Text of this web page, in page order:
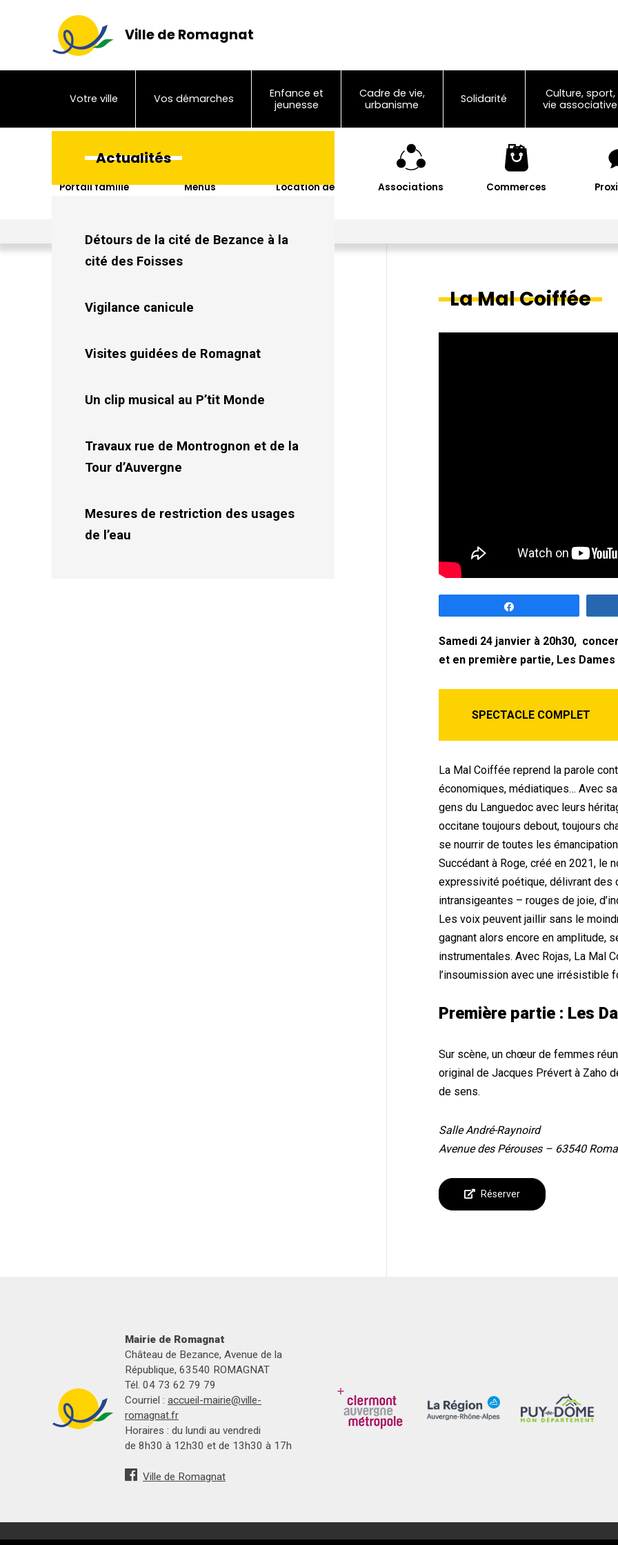
Ville de Romagnat
Votre ville Vos démarches
Enfance et
jeunesse
Cadre de vie,
urbanisme
Solidarité
Culture, sport,
vie associative
Portail famille Menus
Location de
Associations Commerces
La Mal Coiffée
Samedi 24 janvier à 20h30,
et en première partie, Les Dames
SPECTACLE COMPLET
La Mal Coiffée reprend la parole
économiques, médiatiques… Avec
gens du Languedoc avec leurs
occitane toujours debout, toujours
se nourrir de toutes les
Succédant à Roge, créé en 2021, le
expressivité poétique, délivrant
intransigeantes – rouges de joie,
Les voix peuvent jaillir sans le
gagnant alors encore en amplitude,
instrumentales. Avec Rojas, La Mal
l’insoumission avec une irrésistible
Première partie : Les
Sur scène, un chœur de femmes
original de Jacques Prévert à Zaho
de sens.
Salle André-Raynoird
Avenue des Pérouses – 63540
Réserver
Actualités
Détours de la cité de Bezance à la
cité des Foisses
Vigilance canicule
Visites guidées de Romagnat
Un clip musical au P’tit Monde
Travaux rue de Montrognon et de la
Tour d’Auvergne
Mesures de restriction des usages
de l’eau
Mairie de Romagnat
Château de Bezance, Avenue de la
République, 63540 ROMAGNAT
Tél. 04 73 62 79 79
Courriel : accueil-mairie@ville-
romagnat.fr
Horaires : du lundi au vendredi
de 8h30 à 12h30 et de 13h30 à 17h
Ville de Romagnat